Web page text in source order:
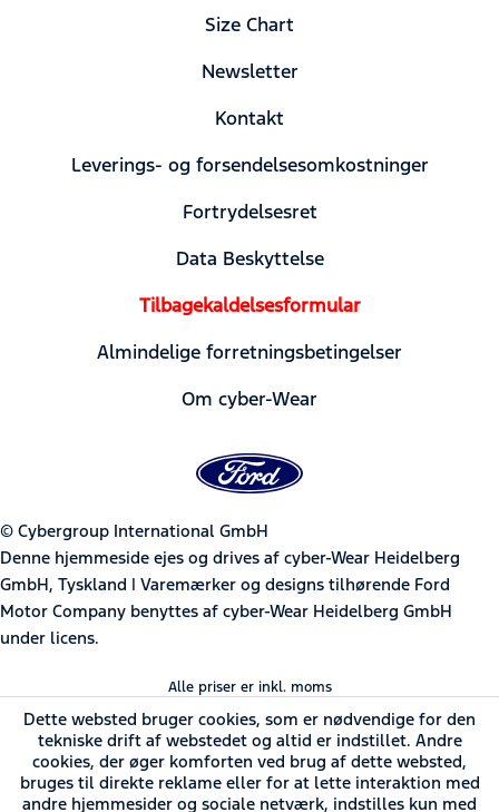
Size Chart
Newsletter
Kontakt
Leverings- og forsendelsesomkostninger
Fortrydelsesret
Data Beskyttelse
Tilbagekaldelsesformular
Almindelige forretningsbetingelser
Om cyber-Wear
© Cybergroup International GmbH
Denne hjemmeside ejes og drives af cyber-Wear Heidelberg
GmbH, Tyskland | Varemærker og designs tilhørende Ford
Motor Company benyttes af cyber-Wear Heidelberg GmbH
under licens.
Alle priser er inkl. moms
Dette websted bruger cookies, som er nødvendige for den
tekniske drift af webstedet og altid er indstillet. Andre
cookies, der øger komforten ved brug af dette websted,
bruges til direkte reklame eller for at lette interaktion med
andre hjemmesider og sociale netværk, indstilles kun med